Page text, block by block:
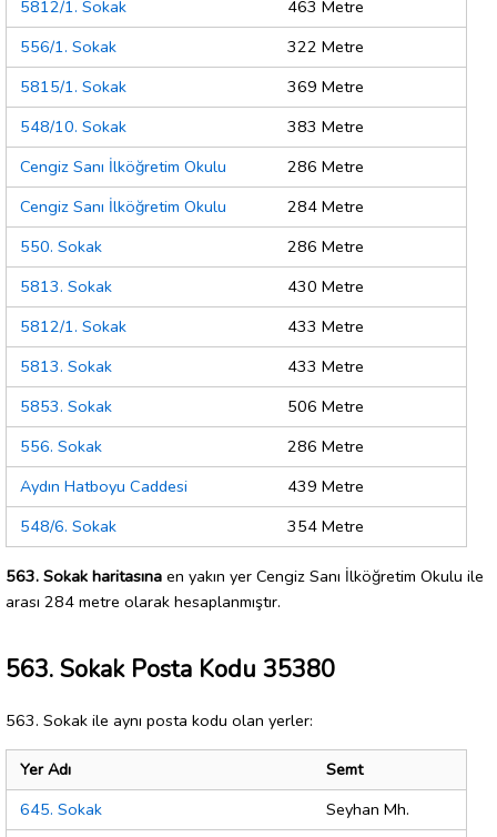
5812/1. Sokak
463 Metre
556/1. Sokak
322 Metre
5815/1. Sokak
369 Metre
548/10. Sokak
383 Metre
Cengiz Sanı İlköğretim Okulu
286 Metre
Cengiz Sanı İlköğretim Okulu
284 Metre
550. Sokak
286 Metre
5813. Sokak
430 Metre
5812/1. Sokak
433 Metre
5813. Sokak
433 Metre
5853. Sokak
506 Metre
556. Sokak
286 Metre
Aydın Hatboyu Caddesi
439 Metre
548/6. Sokak
354 Metre
563. Sokak haritasına en yakın yer Cengiz Sanı İlköğretim Okulu ile
arası 284 metre olarak hesaplanmıştır.
563. Sokak Posta Kodu 35380
563. Sokak ile aynı posta kodu olan yerler:
Yer Adı
Semt
645. Sokak
Seyhan Mh.